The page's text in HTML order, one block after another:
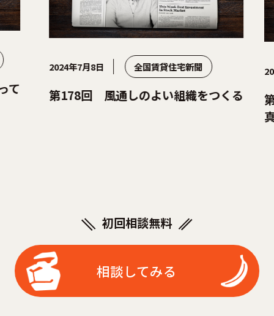
2024年7月8日 全国賃貸住宅新聞
第178回 風通しのよい組織をつくる
2024年4
第177
真実③
初回相談無料
相談してみる